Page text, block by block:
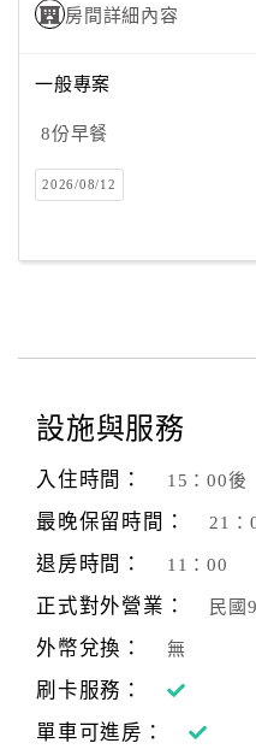
案
店
作
作
旅
伴
劃
商
品
傳
房間詳細內容
一般專案
8份早餐
2026/08/12
設施與服務
入住時間： 15：00後
最晚保留時間： 21：
退房時間： 11：00
正式對外營業： 民國
外幣兌換： 無
刷卡服務：
單車可進房：